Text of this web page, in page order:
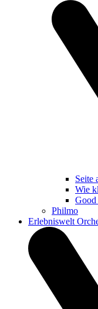
Seite
Wie
Good
Philmo
Erlebniswelt